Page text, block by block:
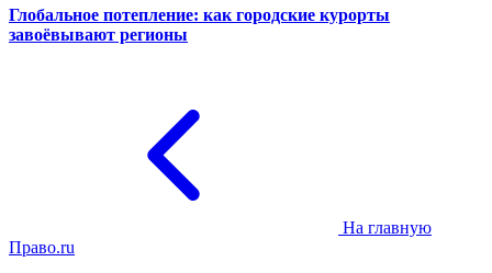
Глобальное потепление: как городские курорты
завоёвывают регионы
На главную
Право.ru